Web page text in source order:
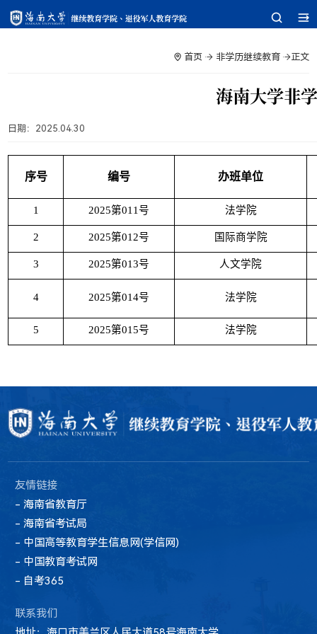
首页 非学历继续教育 正文
海南大学非
日期： 2025.04.30
序号 编号 办班单位
1 2025第011号 法学院
2 2025第012号 国际商学院
3 2025第013号 人文学院
4 2025第014号 法学院
5 2025第015号 法学院
友情链接
- 海南省教育厅
- 海南省考试局
- 中国高等教育学生信息网(学信网)
- 中国教育考试网
- 自考365
联系我们